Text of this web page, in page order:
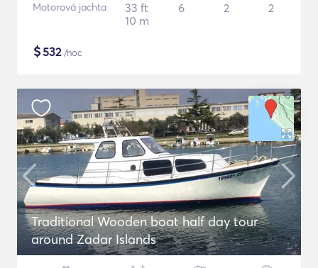
Motorová jachta
33 ft
10 m
6 2 2
$532/noc
Traditional Wooden boat half day tour
around Zadar Islands